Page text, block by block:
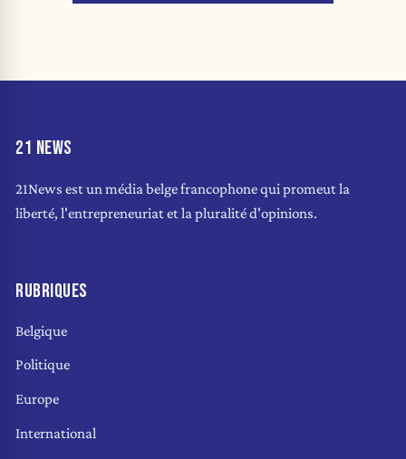
21 NEWS
21News est un média belge francophone qui promeut la
liberté, l'entrepreneuriat et la pluralité d'opinions.
RUBRIQUES
Belgique
Politique
Europe
International